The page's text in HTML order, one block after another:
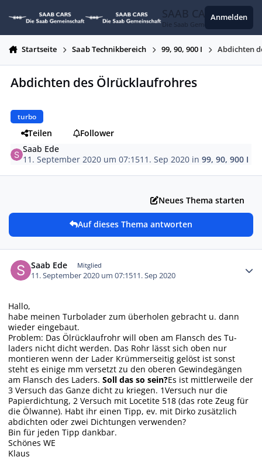
SAAB CARS
Die Saab Gemeinschaft
Anmelden
Startseite Saab Technikbereich 99, 90, 900 I Abdichten
Abdichten des Ölrücklaufrohres
turbo
Teilen
Follower
Saab Ede
11. September 2020 um 07:1511. Sep 2020 in99, 90, 900 I
Neues Thema starten
Auf dieses Thema antworten
Saab Ede Mitglied
11. September 2020 um 07:1511. Sep 2020
Hallo,
habe meinen Turbolader zum überholen gebracht u. dann
wieder eingebaut.
Problem: Das Ölrücklaufrohr will oben am Flansch des Tu-
laders nicht dicht werden. Das Rohr lässt sich oben nur
montieren wenn der Lader Krümmerseitig gelöst ist sonst
steht es einige mm versetzt zu den oberen Gewindegängen
am Flansch des Laders. Soll das so sein?Es ist mittlerweile der
3 Versuch das Ganze dicht zu kriegen. 1Versuch nur die
Papierdichtung, 2 Versuch mit Locetite 518 (das rote Zeug für
die Ölwanne). Habt ihr einen Tipp, ev. mit Dirko zusätzlich
abdichten oder zwei Dichtungen verwenden?
Bin für jeden Tipp dankbar.
Schönes WE
Klaus